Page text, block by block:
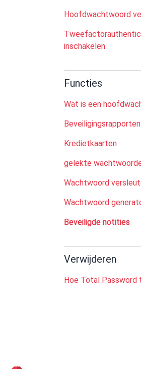
Hoofdwachtwoord
inschakelen
Functies
Wat is een
Beveiligingsrapporten
Kredietkaarten
gelekte
Wachtwoord
Wachtwoord
Beveiligde notities
Verwijderen
Hoe Total Password